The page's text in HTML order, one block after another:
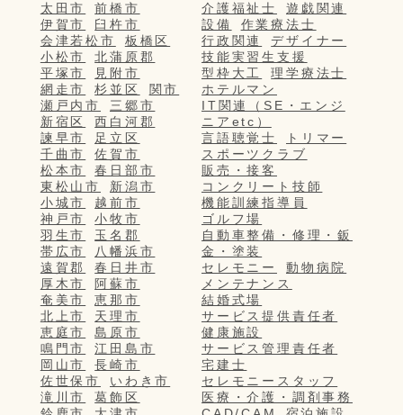
太田市
前橋市
伊賀市
臼杵市
会津若松市
板橋区
小松市
北蒲原郡
平塚市
見附市
網走市
杉並区
関市
瀬戸内市
三郷市
新宿区
西白河郡
諫早市
足立区
千曲市
佐賀市
松本市
春日部市
東松山市
新潟市
小城市
越前市
神戸市
小牧市
羽生市
玉名郡
帯広市
八幡浜市
遠賀郡
春日井市
厚木市
阿蘇市
奄美市
恵那市
北上市
天理市
恵庭市
島原市
鳴門市
江田島市
岡山市
長崎市
佐世保市
いわき市
滝川市
葛飾区
介護福祉士
遊戯関連
設備
作業療法士
行政関連
デザイナー
技能実習生支援
型枠大工
理学療法士
ホテルマン
IT関連（SE・エンジ
ニアetc）
言語聴覚士
トリマー
スポーツクラブ
販売・接客
コンクリート技師
機能訓練指導員
ゴルフ場
自動車整備・修理・鈑
金・塗装
セレモニー
動物病院
メンテナンス
結婚式場
サービス提供責任者
健康施設
サービス管理責任者
宅建士
セレモニースタッフ
医療・介護・調剤事務